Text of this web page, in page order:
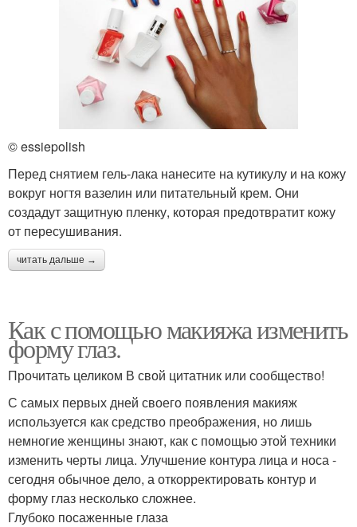
© essiepolish
Перед снятием гель-лака нанесите на кутикулу и на кожу
вокруг ногтя вазелин или питательный крем. Они
создадут защитную пленку, которая предотвратит кожу
от пересушивания.
читать дальше →
Как с помощью макияжа изменить
форму глаз.
Прочитать целиком В свой цитатник или сообщество!
С самых первых дней своего появления макияж
используется как средство преображения, но лишь
немногие женщины знают, как с помощью этой техники
изменить черты лица. Улучшение контура лица и носа -
сегодня обычное дело, а откорректировать контур и
форму глаз несколько сложнее.
Глубоко посаженные глаза